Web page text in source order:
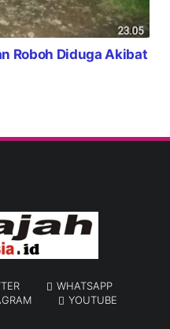
Roboh Diduga Akibat
WHATSAPP
YOUTUBE